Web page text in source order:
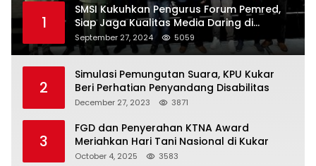
1
SMSI Kukuhkan Pengurus Forum Pemred,
Siap Jaga Kualitas Media Daring di
Indonesia
September 27, 2024 5059
2
Simulasi Pemungutan Suara, KPU Kukar
Beri Perhatian Penyandang Disabilitas
December 27, 2023 3871
3
FGD dan Penyerahan KTNA Award
Meriahkan Hari Tani Nasional di Kukar
October 4, 2025 3583